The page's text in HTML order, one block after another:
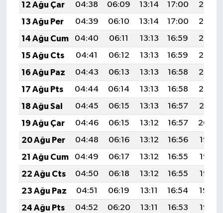
12 Ağu Çar
04:38 06:09 13:14 17:00
20:08
13 Ağu Per
04:39 06:10 13:14 17:00
20:07
14 Ağu Cum
04:40 06:11 13:13 16:59
20:06
15 Ağu Cts
04:41 06:12 13:13 16:59
20:05
16 Ağu Paz
04:43 06:13 13:13 16:58
20:03
17 Ağu Pts
04:44 06:14 13:13 16:58
20:02
18 Ağu Sal
04:45 06:15 13:13 16:57
20:01
19 Ağu Çar
04:46 06:15 13:12 16:57
20:00
20 Ağu Per
04:48 06:16 13:12 16:56
19:58
21 Ağu Cum
04:49 06:17 13:12 16:55
19:57
22 Ağu Cts
04:50 06:18 13:12 16:55
19:56
23 Ağu Paz
04:51 06:19 13:11 16:54
19:54
24 Ağu Pts
04:52 06:20 13:11 16:53
19:53